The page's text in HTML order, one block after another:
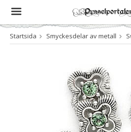
Produkten har blivit tillagd i
Startsida Smyckesdelar av metall